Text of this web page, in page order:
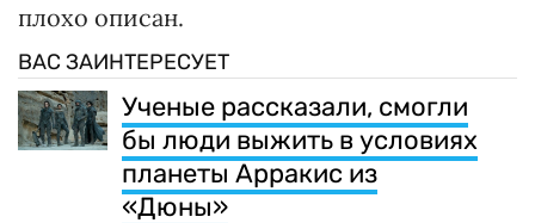
плохо описан.
ВАС ЗАИНТЕРЕСУЕТ
Ученые рассказали, смогли
бы люди выжить в условиях
планеты Арракис из
«Дюны»